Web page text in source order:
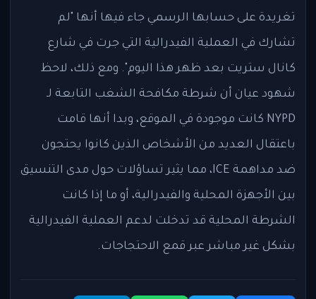
تغريدة على حسابها الرسمي جاء فيها أنها "لم
تشارك في العملية الفيدرالية التي جرت في شارع
كانال ستريت بعد ظهر هذا اليوم". ومع ذلك، لاحظ
شهود عيان أن شرطة مكافحة الشغب التابعة لـ
NYPD كانت موجودة في الموقع، وبدا أنها قامت
باعتقال العديد من الأشخاص الذين كانوا يحتجون
ضد مداهمة ICE، مما يثير تساؤلات حول مدى التنسيق
بين الأجهزة المحلية والفيدرالية، أو ما إذا كانت
الشرطة المحلية قد تدخلت لدعم العملية الفيدرالية
بشكل غير مباشر عبر قمع الاحتجاجات.